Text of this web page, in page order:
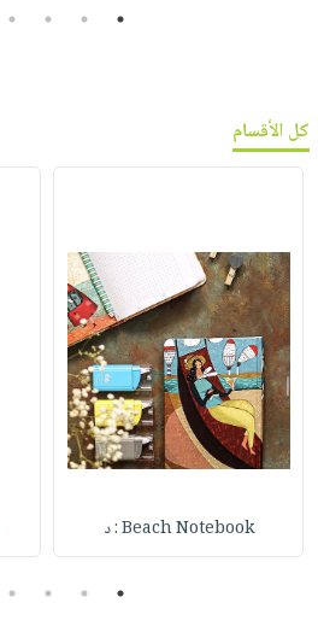
1
2
3
4
كل الأقسام
Beach Notebook : د
1
2
3
4